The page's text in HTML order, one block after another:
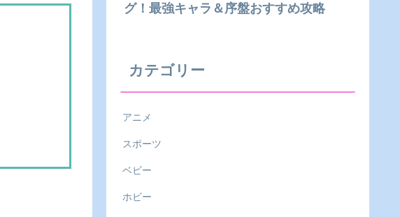
グ！最強キャラ＆序盤おすすめ攻略
カテゴリー
アニメ
スポーツ
ベビー
ホビー